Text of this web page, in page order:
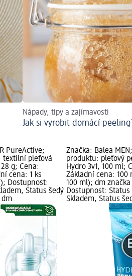
Nápady, tipy a zajímavosti
Jak si vyrobit domácí
PureActive;
textilní pleťová
g; Cena:
cena: 1 ks
Dostupnost:
Status šedý
dm
Značka: Balea
produktu: pleťový
Hydro 3v1, 100 ml;
Základní cena: 100
100 ml); dm
Dostupnost: Status
Skladem, Status